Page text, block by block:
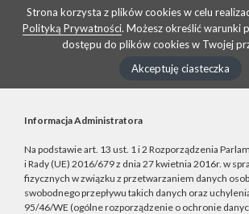
Strona korzysta z plików cookies w celu
Polityką Prywatności. Możesz określić warunki
dostępu do plików cookies w Twojej
Akceptuję ciasteczka
Informacja Administratora
Na podstawie art. 13 ust. 1 i 2 Rozporządzenia
i Rady (UE) 2016/679 z dnia 27 kwietnia 2016r. w
fizycznych w związku z przetwarzaniem danych
swobodnego przepływu takich danych oraz
95/46/WE (ogólne rozporządzenie o ochronie